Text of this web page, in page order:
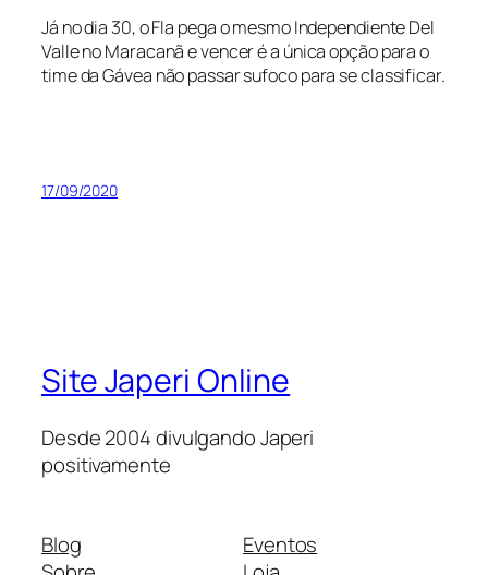
Já no dia 30, o Fla pega o mesmo Independiente Del
Valle no Maracanã e vencer é a única opção para o
time da Gávea não passar sufoco para se classificar.
17/09/2020
Site Japeri Online
Desde 2004 divulgando Japeri
positivamente
Blog
Eventos